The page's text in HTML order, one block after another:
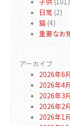
日常 (2)
猫 (4)
重要なお
アーカイブ
2026年6
2026年4
2026年3
2026年2
2026年1